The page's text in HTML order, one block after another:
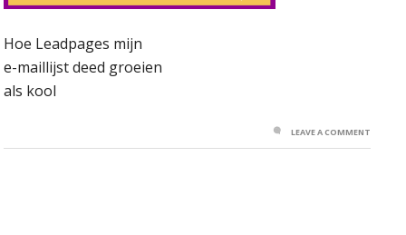
Hoe Leadpages mijn
e-maillijst deed groeien
als kool
LEAVE A COMMENT